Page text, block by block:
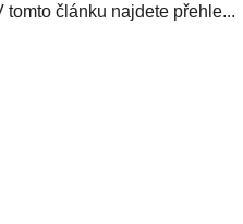
tomto článku najdete přehle...